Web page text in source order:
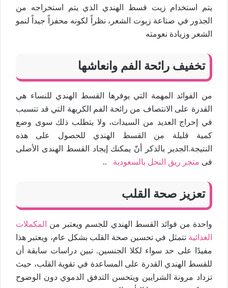
يتم استخدام زيت قسط الهندي الذي يتم استخراجه من
الجذور في صناعة زيوت الشعر، نظراً لكونه محفزاً جيداً لنمو
الشعر وزيادة نعومته
تخفيف رائحة الفم وانعاشها
من الفوائد المهمة التي يوفرها القسط الهندي للنساء هي
القدرة على الانتصاف من رائحة الفم الكريهة التي قد تتسبب
في إحراج العديد من السيدات، ولا يتطلب ذلك سوى وضع
كمية قليلة من القسط الهندي للحصول على هذه
النتيجة.الجدير بالذكر أنّ يمكنك إيجاد القسط الهندى الأصلى
فى متجر ريق النحل بالسعودية ..
تعزيز صحة القلب
واحدة من فوائد القسط الهندي للجسم ويعتبر من
المكملات
الغذائية تتمثل في تحسين صحة القلب بشكل عام، ويعتبر هذا
مفيدًا على حد سواء لكلا الجنسين. تبين دراسات سابقة أن
للقسط الهندي القدرة على المساعدة في تقوية القلب، حيث
تزداد مرونة الشرايين ويتحسن التدفق الدموي دون الوضوح